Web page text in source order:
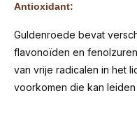
Antioxidant:
Guldenroede bevat
flavonoïden en
van vrije radicalen in het
voorkomen die kan